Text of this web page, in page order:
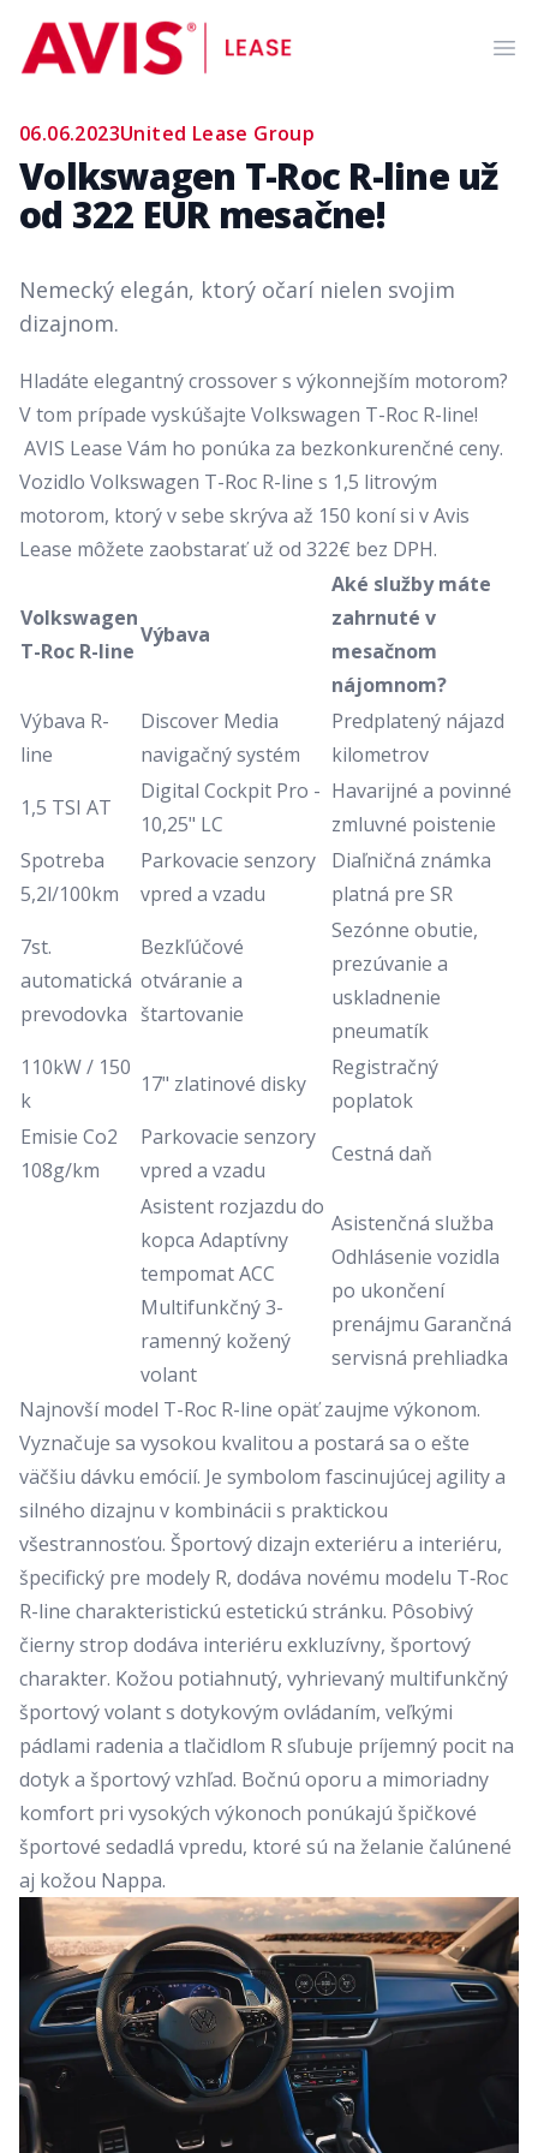
AVIS Lease
06.06.2023United Lease Group
Volkswagen T-Roc R-line už
od 322 EUR mesačne!
Nemecký elegán, ktorý očarí nielen svojim
dizajnom.
Hladáte elegantný crossover s výkonnejším motorom?
V tom prípade vyskúšajte Volkswagen T-Roc R-line!
AVIS Lease Vám ho ponúka za bezkonkurenčné ceny.
Vozidlo Volkswagen T-Roc R-line s 1,5 litrovým
motorom, ktorý v sebe skrýva až 150 koní si v Avis
Lease môžete zaobstarať už od 322€ bez DPH.
Volkswagen
T-Roc R-line
Výbava
Aké služby máte
zahrnuté v
mesačnom
nájomnom?
Výbava R-
line
Discover Media
navigačný systém
Predplatený nájazd
kilometrov
1,5 TSI AT
Digital Cockpit Pro -
10,25" LC
Havarijné a povinné
zmluvné poistenie
Spotreba
5,2l/100km
Parkovacie senzory
vpred a vzadu
Diaľničná známka
platná pre SR
7st.
automatická
prevodovka
Bezkľúčové
otváranie a
štartovanie
Sezónne obutie,
prezúvanie a
uskladnenie
pneumatík
110kW / 150
k
17" zlatinové disky
Registračný
poplatok
Emisie Co2
108g/km
Parkovacie senzory
vpred a vzadu
Cestná daň
Asistent rozjazdu do
kopca Adaptívny
tempomat ACC
Multifunkčný 3-
ramenný kožený
volant
Asistenčná služba
Odhlásenie vozidla
po ukončení
prenájmu Garančná
servisná prehliadka
Najnovší model T-Roc R-line opäť zaujme výkonom.
Vyznačuje sa vysokou kvalitou a postará sa o ešte
väčšiu dávku emócií. Je symbolom fascinujúcej agility a
silného dizajnu v kombinácii s praktickou
všestrannosťou. Športový dizajn exteriéru a interiéru,
špecifický pre modely R, dodáva novému modelu T‑Roc
R-line charakteristickú estetickú stránku. Pôsobivý
čierny strop dodáva interiéru exkluzívny, športový
charakter. Kožou potiahnutý, vyhrievaný multifunkčný
športový volant s dotykovým ovládaním, veľkými
pádlami radenia a tlačidlom R sľubuje príjemný pocit na
dotyk a športový vzhľad. Bočnú oporu a mimoriadny
komfort pri vysokých výkonoch ponúkajú špičkové
športové sedadlá vpredu, ktoré sú na želanie čalúnené
aj kožou Nappa.